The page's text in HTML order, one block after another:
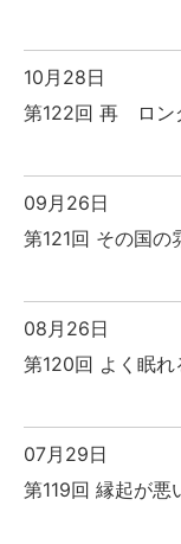
10月28日
第122回 再 ロン
09月26日
第121回 その国の
08月26日
第120回 よく眠れ
07月29日
第119回 縁起が悪